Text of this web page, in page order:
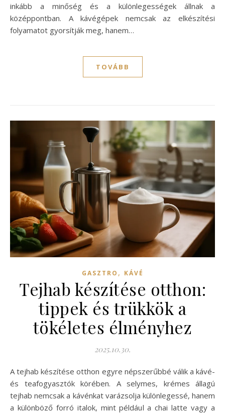
inkább a minőség és a különlegességek állnak a
középpontban. A kávégépek nemcsak az elkészítési
folyamatot gyorsítják meg, hanem…
TOVÁBB
GASZTRO , KÁVÉ
Tejhab készítése otthon:
tippek és trükkök a
tökéletes élményhez
2025.10.30.
A tejhab készítése otthon egyre népszerűbbé válik a kávé-
és teafogyasztók körében. A selymes, krémes állagú
tejhab nemcsak a kávénkat varázsolja különlegessé, hanem
a különböző forró italok, mint például a chai latte vagy a